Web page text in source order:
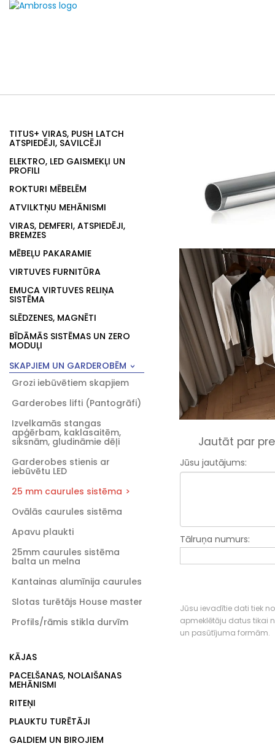
TITUS+ VIRAS, PUSH LATCH
ATSPIEDĒJI, SAVILCĒJI
ELEKTRO, LED GAISMEKĻI UN
PROFILI
ROKTURI MĒBELĒM
ATVILKTŅU MEHĀNISMI
VIRAS, DEMFERI, ATSPIEDĒJI,
BREMZES
MĒBEĻU PAKARAMIE
VIRTUVES FURNITŪRA
EMUCA VIRTUVES RELIŅA
SISTĒMA
SLĒDZENES, MAGNĒTI
BĪDĀMĀS SISTĒMAS UN ZERO
MODUĻI
SKAPJIEM UN GARDEROBĒM
Grozi iebūvētiem skapjiem
Garderobes lifti (Pantogrāfi)
Izvelkamās stangas
apģērbam, kaklasaitēm,
siksnām, gludināmie dēļi
Garderobes stienis ar
iebūvētu LED
25 mm caurules sistēma
Ovālās caurules sistēma
Apavu plaukti
25mm caurules sistēma
balta un melna
Kantainas alumīnija caurules
Slotas turētājs House master
Profils/rāmis stikla durvīm
KĀJAS
PACELŠANAS, NOLAIŠANAS
MEHĀNISMI
RITEŅI
PLAUKTU TURĒTĀJI
GALDIEM UN BIROJIEM
Jautāt par
Jūsu jautājums:
Tālruņa numurs:
Jūsu ievadītie dati tiek
apmeklētāju datus tikai
un pasūtījuma formām.